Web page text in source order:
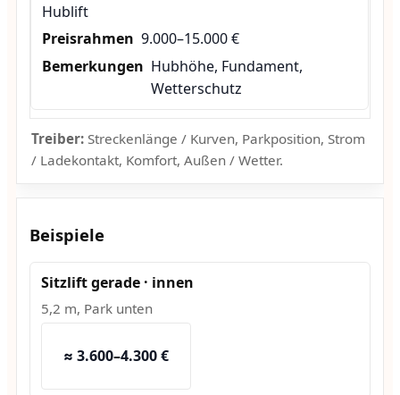
Hublift
9.000–15.000 €
Hubhöhe, Fundament,
Wetterschutz
Treiber:Streckenlänge / Kurven, Parkposition, Strom
/ Ladekontakt, Komfort, Außen / Wetter.
Beispiele
Sitzlift gerade · innen
5,2 m, Park unten
≈ 3.600–4.300 €